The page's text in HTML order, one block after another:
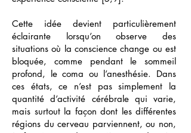
Cette idée devient particulièrement
éclairante lorsqu’on observe des
situations où la conscience change ou est
bloquée, comme pendant le sommeil
profond, le coma ou l’anesthésie. Dans
ces états, ce n’est pas simplement la
quantité d’activité cérébrale qui varie,
mais surtout la façon dont les différentes
régions du cerveau parviennent, ou non,